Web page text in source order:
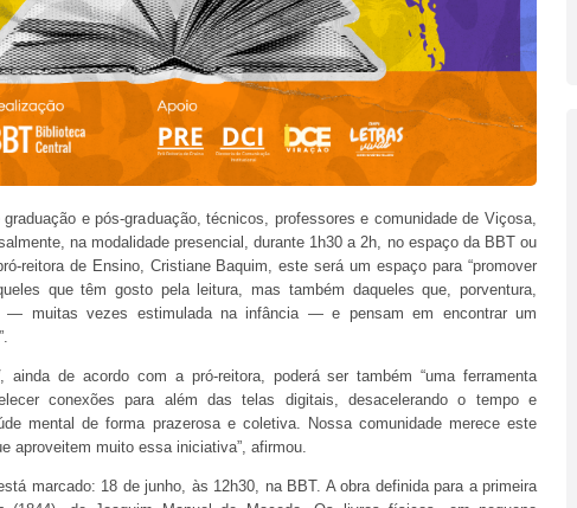
e pós-graduação, técnicos, professores e comunidade de Viçosa,
na modalidade presencial, durante 1h30 a 2h, no espaço da BBT ou
reitora de Ensino, Cristiane Baquim, este será um espaço para “promover
que têm gosto pela leitura, mas também daqueles que, porventura,
— muitas vezes estimulada na infância — e pensam em encontrar um
ainda de acordo com a pró-reitora, poderá ser também “uma ferramenta
conexões para além das telas digitais, desacelerando o tempo e
mental de forma prazerosa e coletiva. Nossa comunidade merece este
aproveitem muito essa iniciativa”, afirmou.
marcado: 18 de junho, às 12h30, na BBT. A obra definida para a primeira